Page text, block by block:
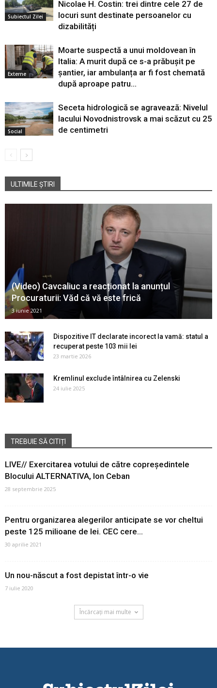
Subiectul Zilei
Nicolae H. Costin: trei dintre cele 27 de
locuri sunt destinate persoanelor cu
dizabilități
Externe
Moarte suspectă a unui moldovean în
Italia: A murit după ce s-a prăbușit pe
șantier, iar ambulanța ar fi fost chemată
după aproape patru...
Social
Seceta hidrologică se agravează: Nivelul
lacului Novodnistrovsk a mai scăzut cu 25
de centimetri
ULTIMILE ȘTIRI
(Video) Cavcaliuc a reacționat la anunțul
Procuraturii: Văd că vă este frică
3 iunie 2021
Dispozitive IT declarate incorect la vamă: statul a
recuperat peste 103 mii lei
23 martie 2026
Kremlinul exclude întâlnirea cu Zelenski
24 iulie 2025
TREBUIE SĂ CITIȚI
LIVE// Exercitarea votului de către copreședintele
Blocului ALTERNATIVA, Ion Ceban
28 septembrie 2025
Pentru organizarea alegerilor anticipate se vor cheltui
peste 125 milioane de lei. CEC cere...
30 aprilie 2021
Un nou-născut a fost depistat într-o vie
7 iulie 2020
Încărcați mai multe